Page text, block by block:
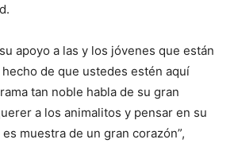
apoyo a las y los jóvenes que están
de que ustedes estén aquí
tan noble habla de su gran
a los animalitos y pensar en su
muestra de un gran corazón”,